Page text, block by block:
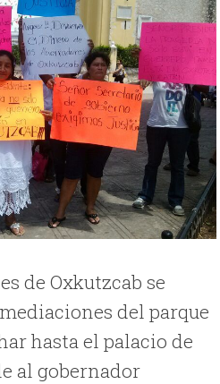
de Oxkutzcab se
del parque
hasta el palacio de
al gobernador